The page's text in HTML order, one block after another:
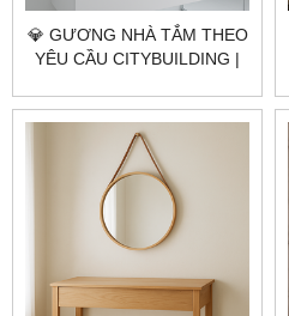
💎 GƯƠNG NHÀ TẮM THEO
YÊU CẦU CITYBUILDING |
GIÁ GƯƠNG NHÀ TẮM XÃ
LONG HẢI TP.HCM